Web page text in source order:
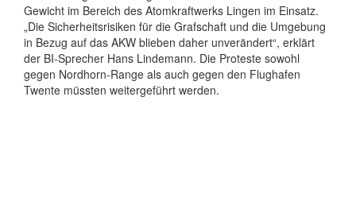
Gewicht im Bereich des Atomkraftwerks Lingen im Einsatz.
„Die Sicherheitsrisiken für die Grafschaft und die Umgebung
in Bezug auf das AKW blieben daher unverändert“, erklärt
der BI-Sprecher Hans Lindemann. Die Proteste sowohl
gegen Nordhorn-Range als auch gegen den Flughafen
Twente müssten weitergeführt werden.